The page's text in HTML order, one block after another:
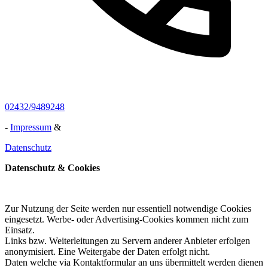
02432/9489248
- Impressum &
Datenschutz
Datenschutz & Cookies
Zur Nutzung der Seite werden nur essentiell notwendige Cookies
eingesetzt. Werbe- oder Advertising-Cookies kommen nicht zum
Einsatz.
Links bzw. Weiterleitungen zu Servern anderer Anbieter erfolgen
anonymisiert. Eine Weitergabe der Daten erfolgt nicht.
Daten welche via Kontaktformular an uns übermittelt werden dienen